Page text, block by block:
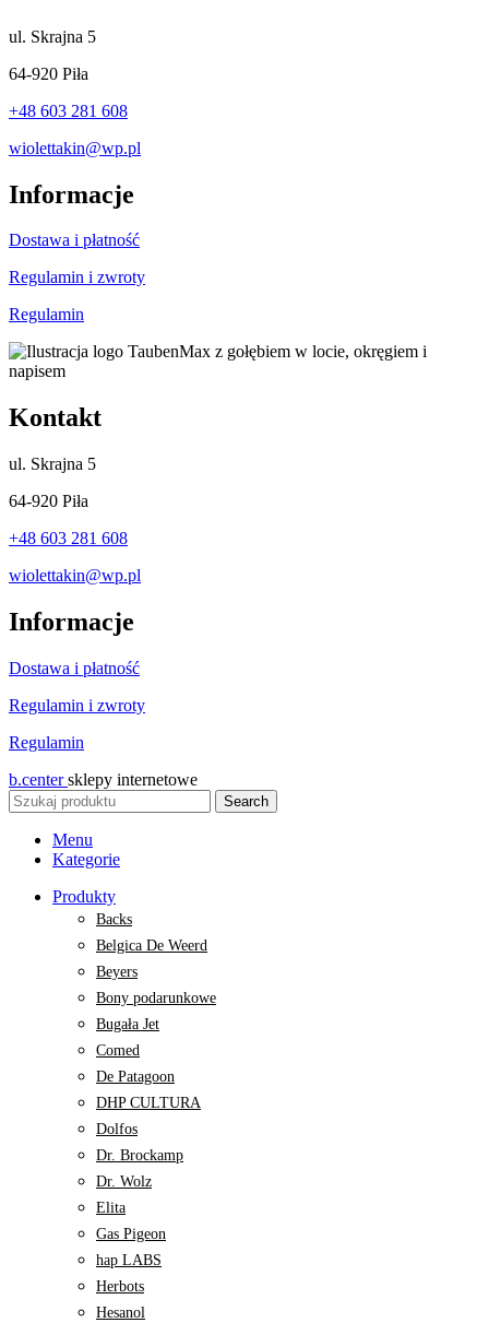
ul. Skrajna 5
64-920 Piła
+48 603 281 608
wiolettakin@wp.pl
Informacje
Dostawa i płatność
Regulamin i zwroty
Regulamin
Kontakt
ul. Skrajna 5
64-920 Piła
+48 603 281 608
wiolettakin@wp.pl
Informacje
Dostawa i płatność
Regulamin i zwroty
Regulamin
b.centersklepy internetowe
Search
Menu
Kategorie
Produkty
Backs
Belgica De Weerd
Beyers
Bony podarunkowe
Bugała Jet
Comed
De Patagoon
DHP CULTURA
Dolfos
Dr. Brockamp
Dr. Wolz
Elita
Gas Pigeon
hap LABS
Herbots
Hesanol